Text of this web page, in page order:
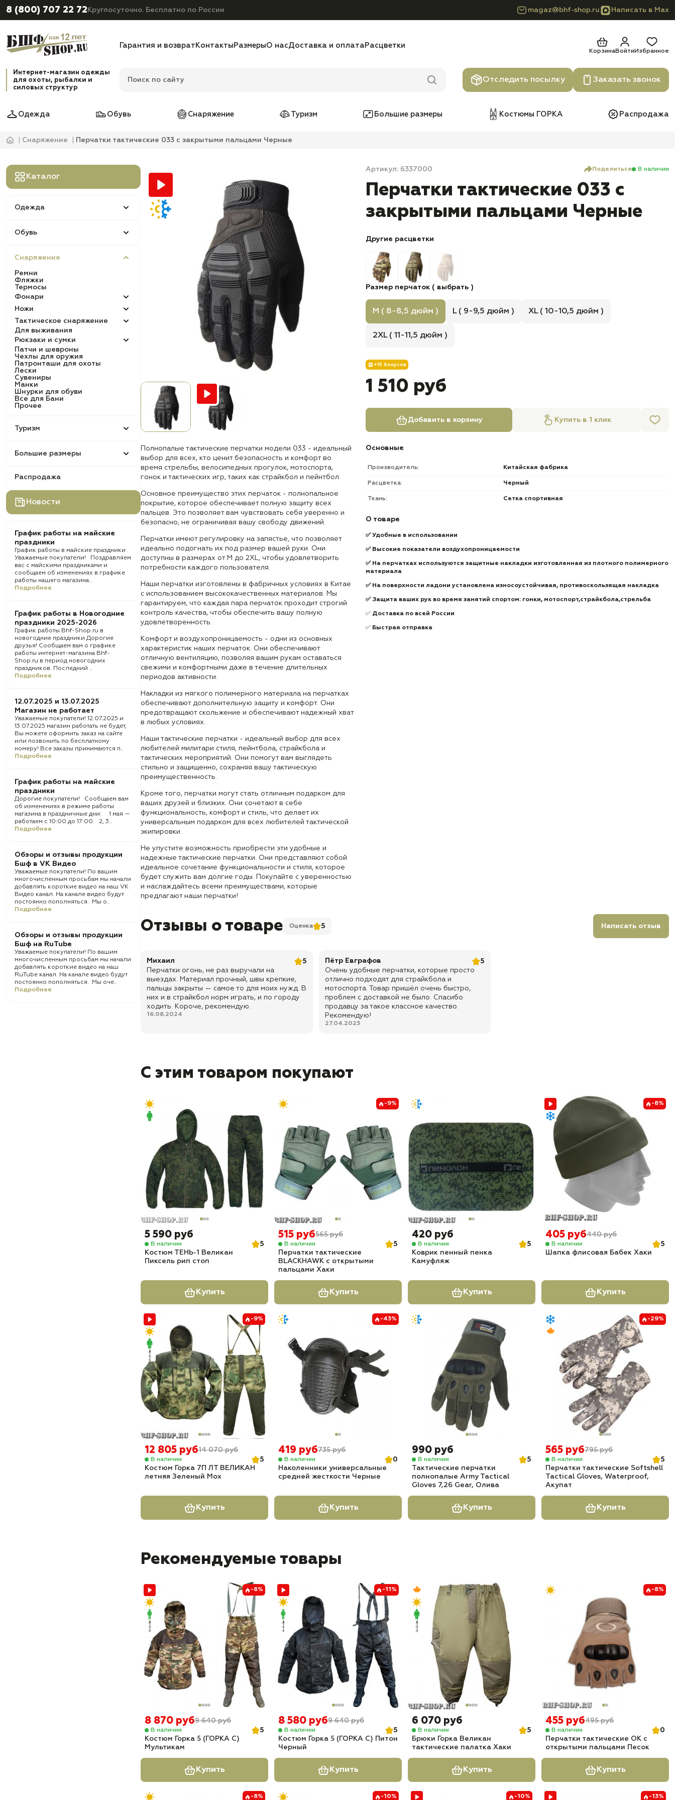
8 (800) 707 22 72 Круглосуточно. Бесплатно по России magaz@bhf-shop.ru Написать в Max
Гарантия и возврат Контакты РазмерыО насДоставка и оплата Расцветки
КорзинаВойти Избранное
Интернет-магазин одежды
для охоты, рыбалки и
силовых структур
Отследить посылку Заказать звонок
Одежда Обувь Снаряжение Туризм Большие размеры Костюмы ГОРКА Распродажа
Снаряжение Перчатки тактические 033 с закрытыми пальцами Черные
Каталог
Одежда
Обувь
Снаряжение
Ремни
Фляжки
Термосы
Фонари
Ножи
Тактическое снаряжение
Для выживания
Рюкзаки и сумки
Патчи и шевроны
Чехлы для оружия
Патронташи для охоты
Лески
Сувениры
Манки
Шнурки для обуви
Все для Бани
Прочее
Туризм
Большие размеры
Распродажа
Новости
График работы на майские
праздники
График работы в майские праздники
Уважаемые покупатели! Поздравляем
вас с майскими праздниками и
сообщаем об изменениях в графике
работы нашего магазина..
Подробнее
График работы в Новогодние
праздники 2025-2026
График работы Bhf-Shop.ru в
новогодние праздники Дорогие
друзья! Сообщаем вам о графике
работы интернет-магазина Bhf-
Shop.ru в период новогодних
праздников. Последний ..
Подробнее
12.07.2025 и 13.07.2025
Магазин не работает
Уважаемые покупатели! 12.07.2025 и
13.07.2025 магазин работать не будет,
Вы можете оформить заказ на сайте
или позвонить по бесплатному
номеру! Все заказы принимаются п..
Подробнее
График работы на майские
праздники
Дорогие покупатели! Сообщаем вам
об изменениях в режиме работы
магазина в праздничные дни: 1 мая —
работаем с 10:00 до 17:00. 2, 3..
Подробнее
Обзоры и отзывы продукции
Бшф в VK Видео
Уважаемые покупатели! По вашим
многочисленным просьбам мы начали
добавлять короткие видео на наш VK
Видео канал. На канале видео будут
постоянно пополняться. Мы о..
Подробнее
Обзоры и отзывы продукции
Бшф на RuTube
Уважаемые покупатели! По вашим
многочисленным просьбам мы начали
добавлять короткие видео на наш
RuTube канал. На канале видео будут
постоянно пополняться. Мы оче..
Подробнее
Полнопалые тактические перчатки модели 033 - идеальный
выбор для всех, кто ценит безопасность и комфорт во
время стрельбы, велосипедных прогулок, мотоспорта,
гонок и тактических игр, таких как страйкбол и пейнтбол.
Основное преимущество этих перчаток - полнопальное
покрытие, которое обеспечивает полную защиту всех
пальцев. Это позволяет вам чувствовать себя уверенно и
безопасно, не ограничивая вашу свободу движений.
Перчатки имеют регулировку на запястье, что позволяет
идеально подогнать их под размер вашей руки. Они
доступны в размерах от M до 2XL, чтобы удовлетворить
потребности каждого пользователя.
Наши перчатки изготовлены в фабричных условиях в Китае
с использованием высококачественных материалов. Мы
гарантируем, что каждая пара перчаток проходит строгий
контроль качества, чтобы обеспечить вашу полную
удовлетворенность.
Комфорт и воздухопроницаемость - одни из основных
характеристик наших перчаток. Они обеспечивают
отличную вентиляцию, позволяя вашим рукам оставаться
свежими и комфортными даже в течение длительных
периодов активности.
Накладки из мягкого полимерного материала на перчатках
обеспечивают дополнительную защиту и комфорт. Они
предотвращают скольжение и обеспечивают надежный хват
в любых условиях.
Наши тактические перчатки - идеальный выбор для всех
любителей милитари стиля, пейнтбола, страйкбола и
тактических мероприятий. Они помогут вам выглядеть
стильно и защищенно, сохраняя вашу тактическую
преимущественность.
Кроме того, перчатки могут стать отличным подарком для
ваших друзей и близких. Они сочетают в себе
функциональность, комфорт и стиль, что делает их
универсальным подарком для всех любителей тактической
экипировки.
Не упустите возможность приобрести эти удобные и
надежные тактические перчатки. Они представляют собой
идеальное сочетание функциональности и стиля, которое
будет служить вам долгие годы. Покупайте с уверенностью
и наслаждайтесь всеми преимуществами, которые
предлагают наши перчатки!
Артикул: 6337000 Поделиться В наличии
Перчатки тактические 033 с
закрытыми пальцами Черные
Другие расцветки
Размер перчаток ( выбрать )
M ( 8-8,5 дюйм ) L ( 9-9,5 дюйм ) XL ( 10-10,5 дюйм )
2XL ( 11-11,5 дюйм )
+15 бонусов
1 510 руб
Добавить в корзину Купить в 1 клик
Основные
Производитель: Китайская фабрика
Расцветка: Черный
Ткань: Сетка спортивная
О товаре
✅ Удобные в использовании
✅ Высокие показатели воздухопроницаемости
✅ На перчатках используются защитные накладки изготовленная из плотного полимерного
материала
✅ На поверхности ладони установлена износоустойчивая, противоскользящая накладка
✅ Защита ваших рук во время занятий спортом: гонки, мотоспорт,страйкбола,стрельба
✅ Доставка по всей России
✅ Быстрая отправка
Отзывы о товаре Оценка 5 Написать отзыв
Михаил
5
Перчатки огонь, не раз выручали на
выездах. Материал прочный, швы крепкие,
пальцы закрыты — самое то для моих нужд. В
них и в страйкбол норм играть, и по городу
ходить. Короче, рекомендую.
16.08.2024
Пётр Евграфов
5
Очень удобные перчатки, которые просто
отлично подходят для страйкбола и
мотоспорта. Товар пришёл очень быстро,
проблем с доставкой не было. Спасибо
продавцу за такое классное качество.
Рекомендую!
27.04.2023
С этим товаром покупают
5 590 руб
В наличии
5
Костюм ТЕНЬ-1 Великан
Пиксель рип стоп
Купить
-9%
515 руб565 руб
В наличии
5
Перчатки тактические
BLACKHAWK с открытыми
пальцами Хаки
Купить
420 руб
В наличии
5
Коврик пенный пенка
Камуфляж
Купить
-8%
405 руб440 руб
В наличии
5
Шапка флисовая Бабек Хаки
Купить
-9%
12 805 руб14 070 руб
В наличии
5
Костюм Горка 7П ЛТ ВЕЛИКАН
летняя Зеленый Мох
Купить
-43%
419 руб735 руб
В наличии
0
Наколенники универсальные
средней жесткости Черные
Купить
990 руб
В наличии
5
Тактические перчатки
полнопалые Army Tactical
Gloves 7,26 Gear, Олива
Купить
-29%
565 руб795 руб
В наличии
5
Перчатки тактические Softshell
Tactical Gloves, Waterproof,
Акупат
Купить
Рекомендуемые товары
-8%
8 870 руб9 640 руб
В наличии
5
Костюм Горка 5 (ГОРКА С)
Мультикам
Купить
-11%
8 580 руб9 640 руб
В наличии
5
Костюм Горка 5 (ГОРКА С) Питон
Черный
Купить
6 070 руб
В наличии
5
Брюки Горка Великан
тактические палатка Хаки
Купить
-8%
455 руб495 руб
В наличии
0
Перчатки тактические OK с
открытыми пальцами Песок
Купить
-8% -10% -10% -13%